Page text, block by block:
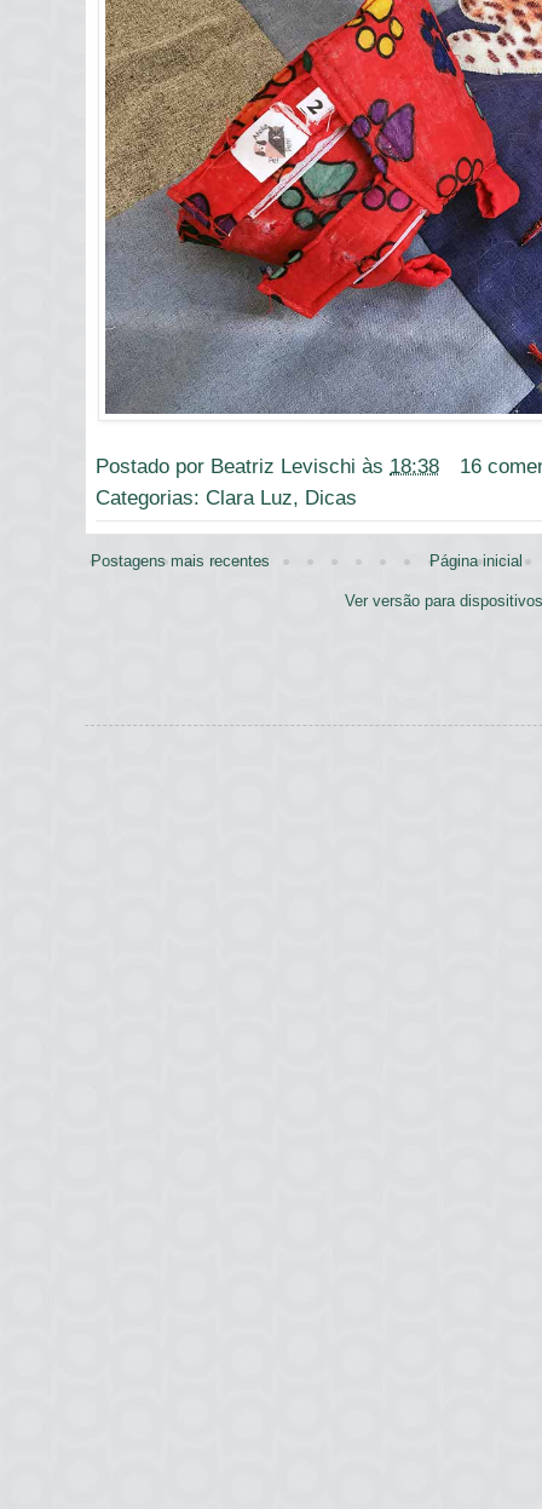
Postado por Beatriz Levischi às 18:38
16
Categorias: Clara Luz, Dicas
Postagens mais recentes Página inicial
Ver versão para